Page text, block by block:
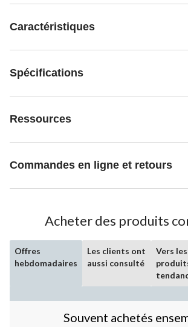
Caractéristiques
Spécifications
Ressources
Commandes en ligne et retours
Acheter des produits
Offres
hebdomadaires
Les clients ont
aussi consulté
Vers les
Souvent achetés